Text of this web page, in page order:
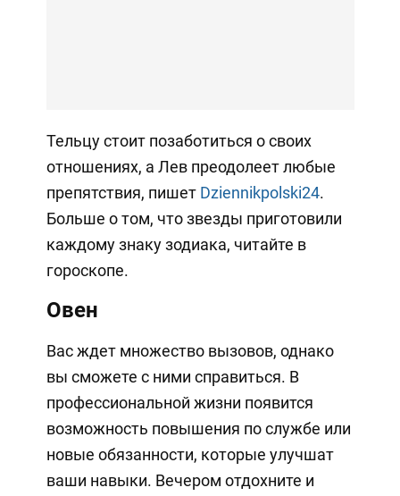
Тельцу стоит позаботиться о своих
отношениях, а Лев преодолеет любые
препятствия, пишет Dziennikpolski24.
Больше о том, что звезды приготовили
каждому знаку зодиака, читайте в
гороскопе.
Овен
Вас ждет множество вызовов, однако
вы сможете с ними справиться. В
профессиональной жизни появится
возможность повышения по службе или
новые обязанности, которые улучшат
ваши навыки. Вечером отдохните и